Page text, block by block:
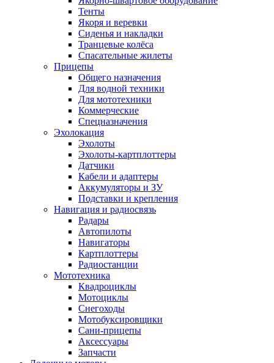
Тенты
Якоря и веревки
Сиденья и накладки
Транцевые колёса
Спасательные жилеты
Прицепы
Общего назначения
Для водной техники
Для мототехники
Коммерческие
Спецназначения
Эхолокация
Эхолоты
Эхолоты-картплоттеры
Датчики
Кабели и адаптеры
Аккумуляторы и ЗУ
Подставки и крепления
Навигация и радиосвязь
Радары
Автопилоты
Навигаторы
Картплоттеры
Радиостанции
Мототехника
Квадроциклы
Мотоциклы
Снегоходы
Мотобуксировщики
Сани-прицепы
Аксессуары
Запчасти